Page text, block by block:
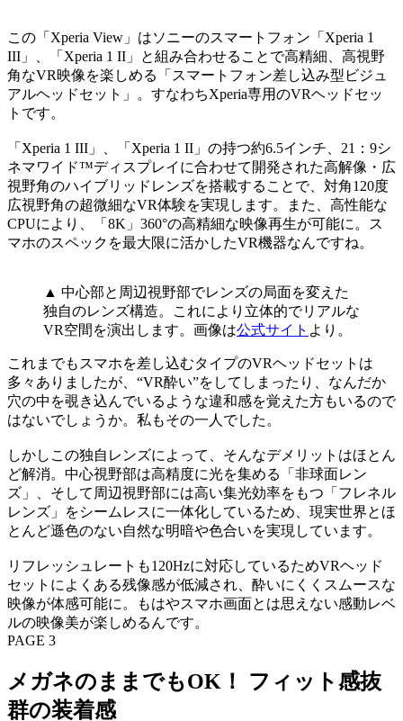
この「Xperia View」はソニーのスマートフォン「Xperia 1
III」、「Xperia 1 II」と組み合わせることで高精細、高視野
角なVR映像を楽しめる「スマートフォン差し込み型ビジュ
アルヘッドセット」。すなわちXperia専用のVRヘッドセッ
トです。
「Xperia 1 III」、「Xperia 1 II」の持つ約6.5インチ、21：9シ
ネマワイド™ディスプレイに合わせて開発された高解像・広
視野角のハイブリッドレンズを搭載することで、対角120度
広視野角の超微細なVR体験を実現します。また、高性能な
CPUにより、「8K」360°の高精細な映像再生が可能に。ス
マホのスペックを最大限に活かしたVR機器なんですね。
▲ 中心部と周辺視野部でレンズの局面を変えた
独自のレンズ構造。これにより立体的でリアルな
VR空間を演出します。画像は公式サイト より。
これまでもスマホを差し込むタイプのVRヘッドセットは
多々ありましたが、“VR酔い”をしてしまったり、なんだか
穴の中を覗き込んでいるような違和感を覚えた方もいるので
はないでしょうか。私もその一人でした。
しかしこの独自レンズによって、そんなデメリットはほとん
ど解消。中心視野部は高精度に光を集める「非球面レン
ズ」、そして周辺視野部には高い集光効率をもつ「フレネル
レンズ」をシームレスに一体化しているため、現実世界とほ
とんど遜色のない自然な明暗や色合いを実現しています。
リフレッシュレートも120Hzに対応しているためVRヘッド
セットによくある残像感が低減され、酔いにくくスムースな
映像が体感可能に。もはやスマホ画面とは思えない感動レベ
ルの映像美が楽しめるんです。
PAGE 3
メガネのままでもOK！ フィット感抜
群の装着感